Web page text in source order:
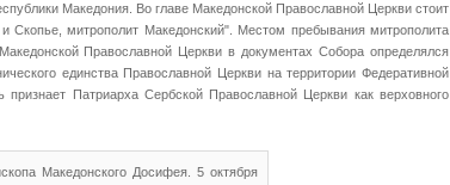
Македония. Во главе Македонской Православной Церкви стоит
Скопье, митрополит Македонский". Местом пребывания митрополита
Православной Церкви в документах Собора определялся
единства Православной Церкви на территории Федеративной
Патриарха Сербской Православной Церкви как верховного